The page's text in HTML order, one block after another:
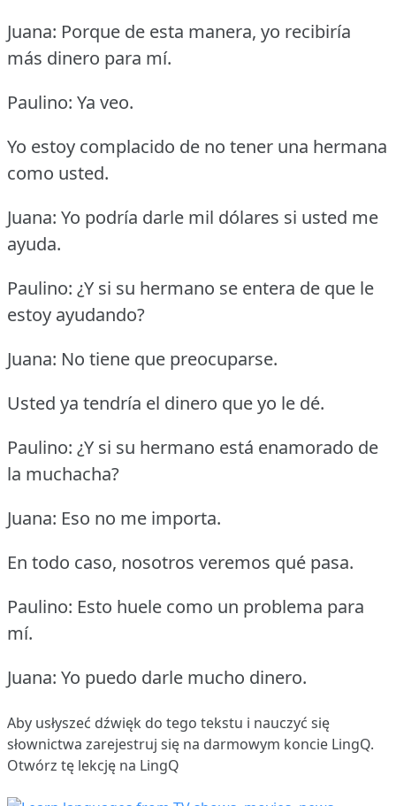
Juana: Porque de esta manera, yo recibiría
más dinero para mí.
Paulino: Ya veo.
Yo estoy complacido de no tener una hermana
como usted.
Juana: Yo podría darle mil dólares si usted me
ayuda.
Paulino: ¿Y si su hermano se entera de que le
estoy ayudando?
Juana: No tiene que preocuparse.
Usted ya tendría el dinero que yo le dé.
Paulino: ¿Y si su hermano está enamorado de
la muchacha?
Juana: Eso no me importa.
En todo caso, nosotros veremos qué pasa.
Paulino: Esto huele como un problema para
mí.
Juana: Yo puedo darle mucho dinero.
Aby usłyszeć dźwięk do tego tekstu i nauczyć się
słownictwa zarejestruj się na darmowym koncie LingQ.
Otwórz tę lekcję na LingQ